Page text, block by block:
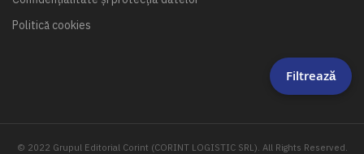
Politică cookies
© 2022 Grupul Editorial Corint (CORINT LOGISTIC SRL). All Rights Reserved.
Filtrează